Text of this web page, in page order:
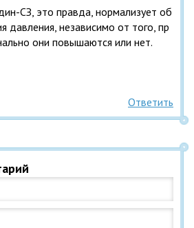
СЗ, это правда, нормализует об
давления, независимо от того, пр
они повышаются или нет.
Ответить